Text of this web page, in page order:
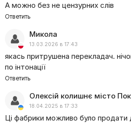
А можно без не цензурних слів
Ответить
Микола
13.03.2026 в 17:43
якась притрушена перекладач.
по інтонації
Ответить
Олексій колишнє місто
18.04.2025 в 17:33
Ці фабрики можливо було продати